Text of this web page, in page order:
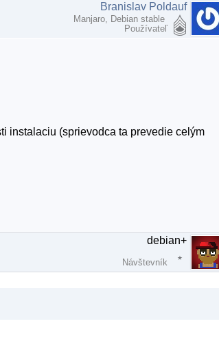
Branislav Poldauf
Manjaro, Debian stable
Používateľ
instalaciu (sprievodca ta prevedie celým
debian+
Návštevník